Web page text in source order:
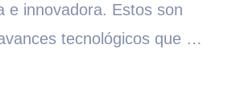
e innovadora. Estos son
tecnológicos que …